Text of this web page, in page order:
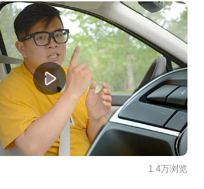
1.4万浏览